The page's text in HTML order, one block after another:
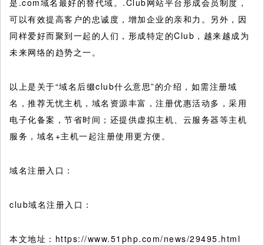
是.com域名最好的替代域。.Club网站平台形成会员制度，
可以有效提高客户的忠诚度，增加企业的亲和力。另外，因
同样爱好而聚到一起的人们，形成特定的Club，越来越成为
未来网络的趋势之一。
以上是关于“域名后缀club什么意思”的介绍，如需注册域
名，推荐无忧主机，域名资源丰富，注册优惠活动多，采用
电子化备案，节省时间；还提供虚拟主机、云服务器等主机
服务，域名+主机一起注册使用更方便。
域名注册入口：
club域名注册入口：
本文地址：https://www.51php.com/news/29495.html